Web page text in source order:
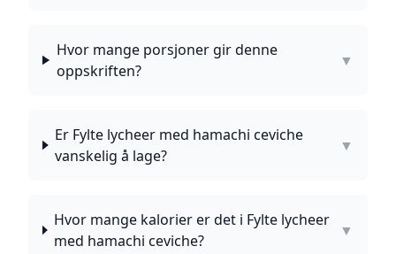
Hvor mange porsjoner gir denne
oppskriften?
▼
Er Fylte lycheer med hamachi ceviche
vanskelig å lage?
▼
Hvor mange kalorier er det i Fylte lycheer
med hamachi ceviche?
▼